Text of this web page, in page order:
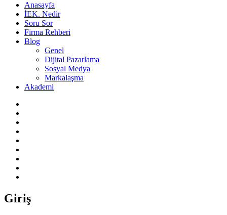
Anasayfa
İEK. Nedir
Soru Sor
Firma Rehberi
Blog
Genel
Dijital Pazarlama
Sosyal Medya
Markalaşma
Akademi
Giriş